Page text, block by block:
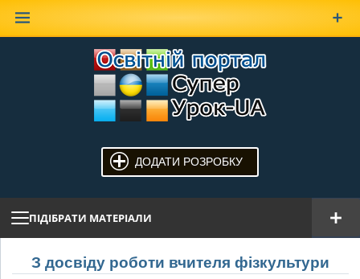
ДОДАТИ РОЗРОБКУ
ПІДІБРАТИ МАТЕРІАЛИ
З досвіду роботи вчителя фізкультури